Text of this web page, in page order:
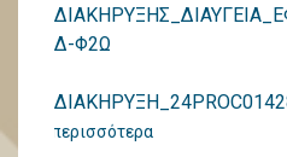
Δ-Φ2Ω
περισσότερα